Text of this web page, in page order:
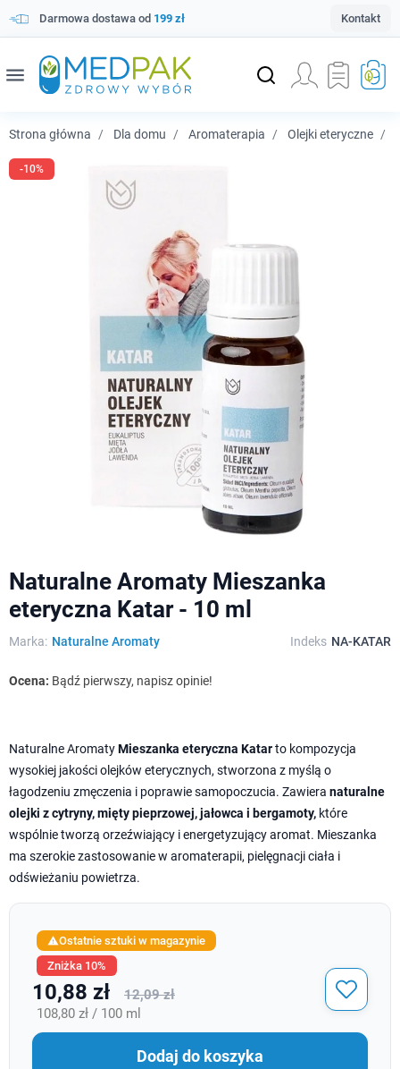
Darmowa dostawa od 199 zł Kontakt
menu
Strona główna Dla domu Aromaterapia Olejki eteryczne
-10%
Naturalne Aromaty Mieszanka
eteryczna Katar - 10 ml
Marka: Naturalne Aromaty Indeks NA-KATAR
Ocena: Bądź pierwszy, napisz opinie!
Naturalne AromatyMieszanka eteryczna Katarto kompozycja
wysokiej jakości olejków eterycznych, stworzona z myślą o
łagodzeniu zmęczenia i poprawie samopoczucia. Zawiera naturalne
olejki z cytryny, mięty pieprzowej, jałowca i bergamoty, które
wspólnie tworzą orzeźwiający i energetyzujący aromat. Mieszanka
ma szerokie zastosowanie w aromaterapii, pielęgnacji ciała i
odświeżaniu powietrza.
Ostatnie sztuki w magazynie
Zniżka 10%
10,88 zł
12,09 zł
108,80 zł / 100 ml
Dodaj do koszyka